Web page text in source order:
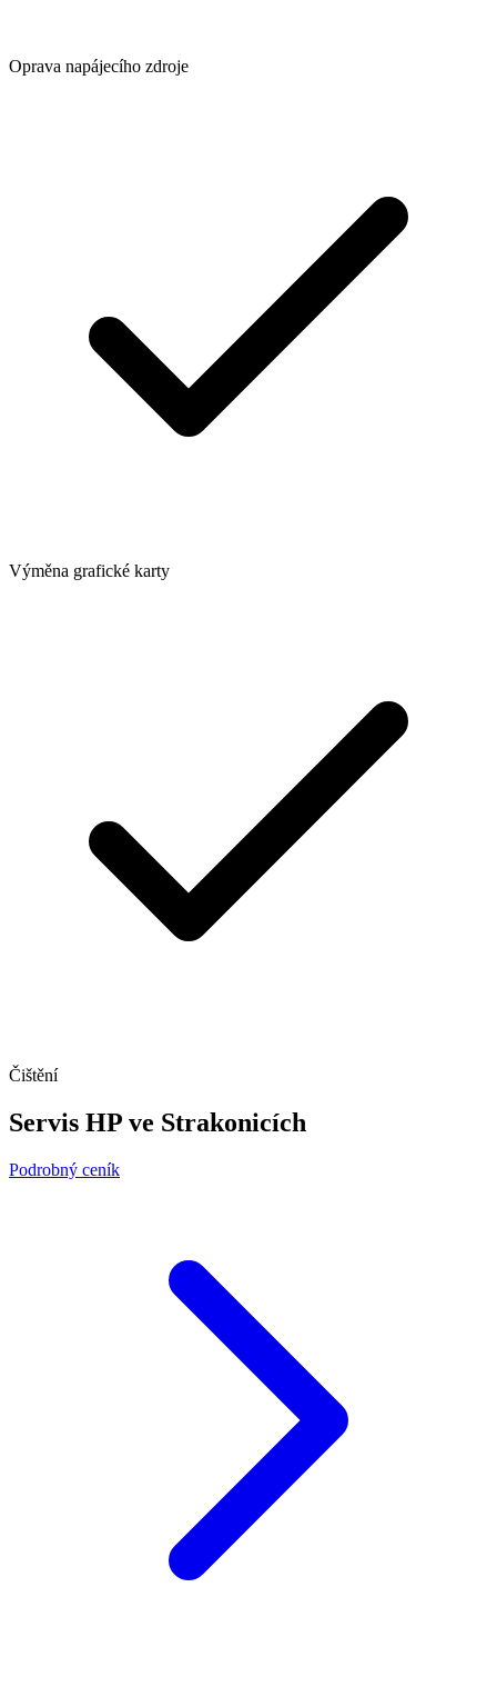
Oprava napájecího zdroje
Výměna grafické karty
Čištění
Servis HP ve Strakonicích
Podrobný ceník